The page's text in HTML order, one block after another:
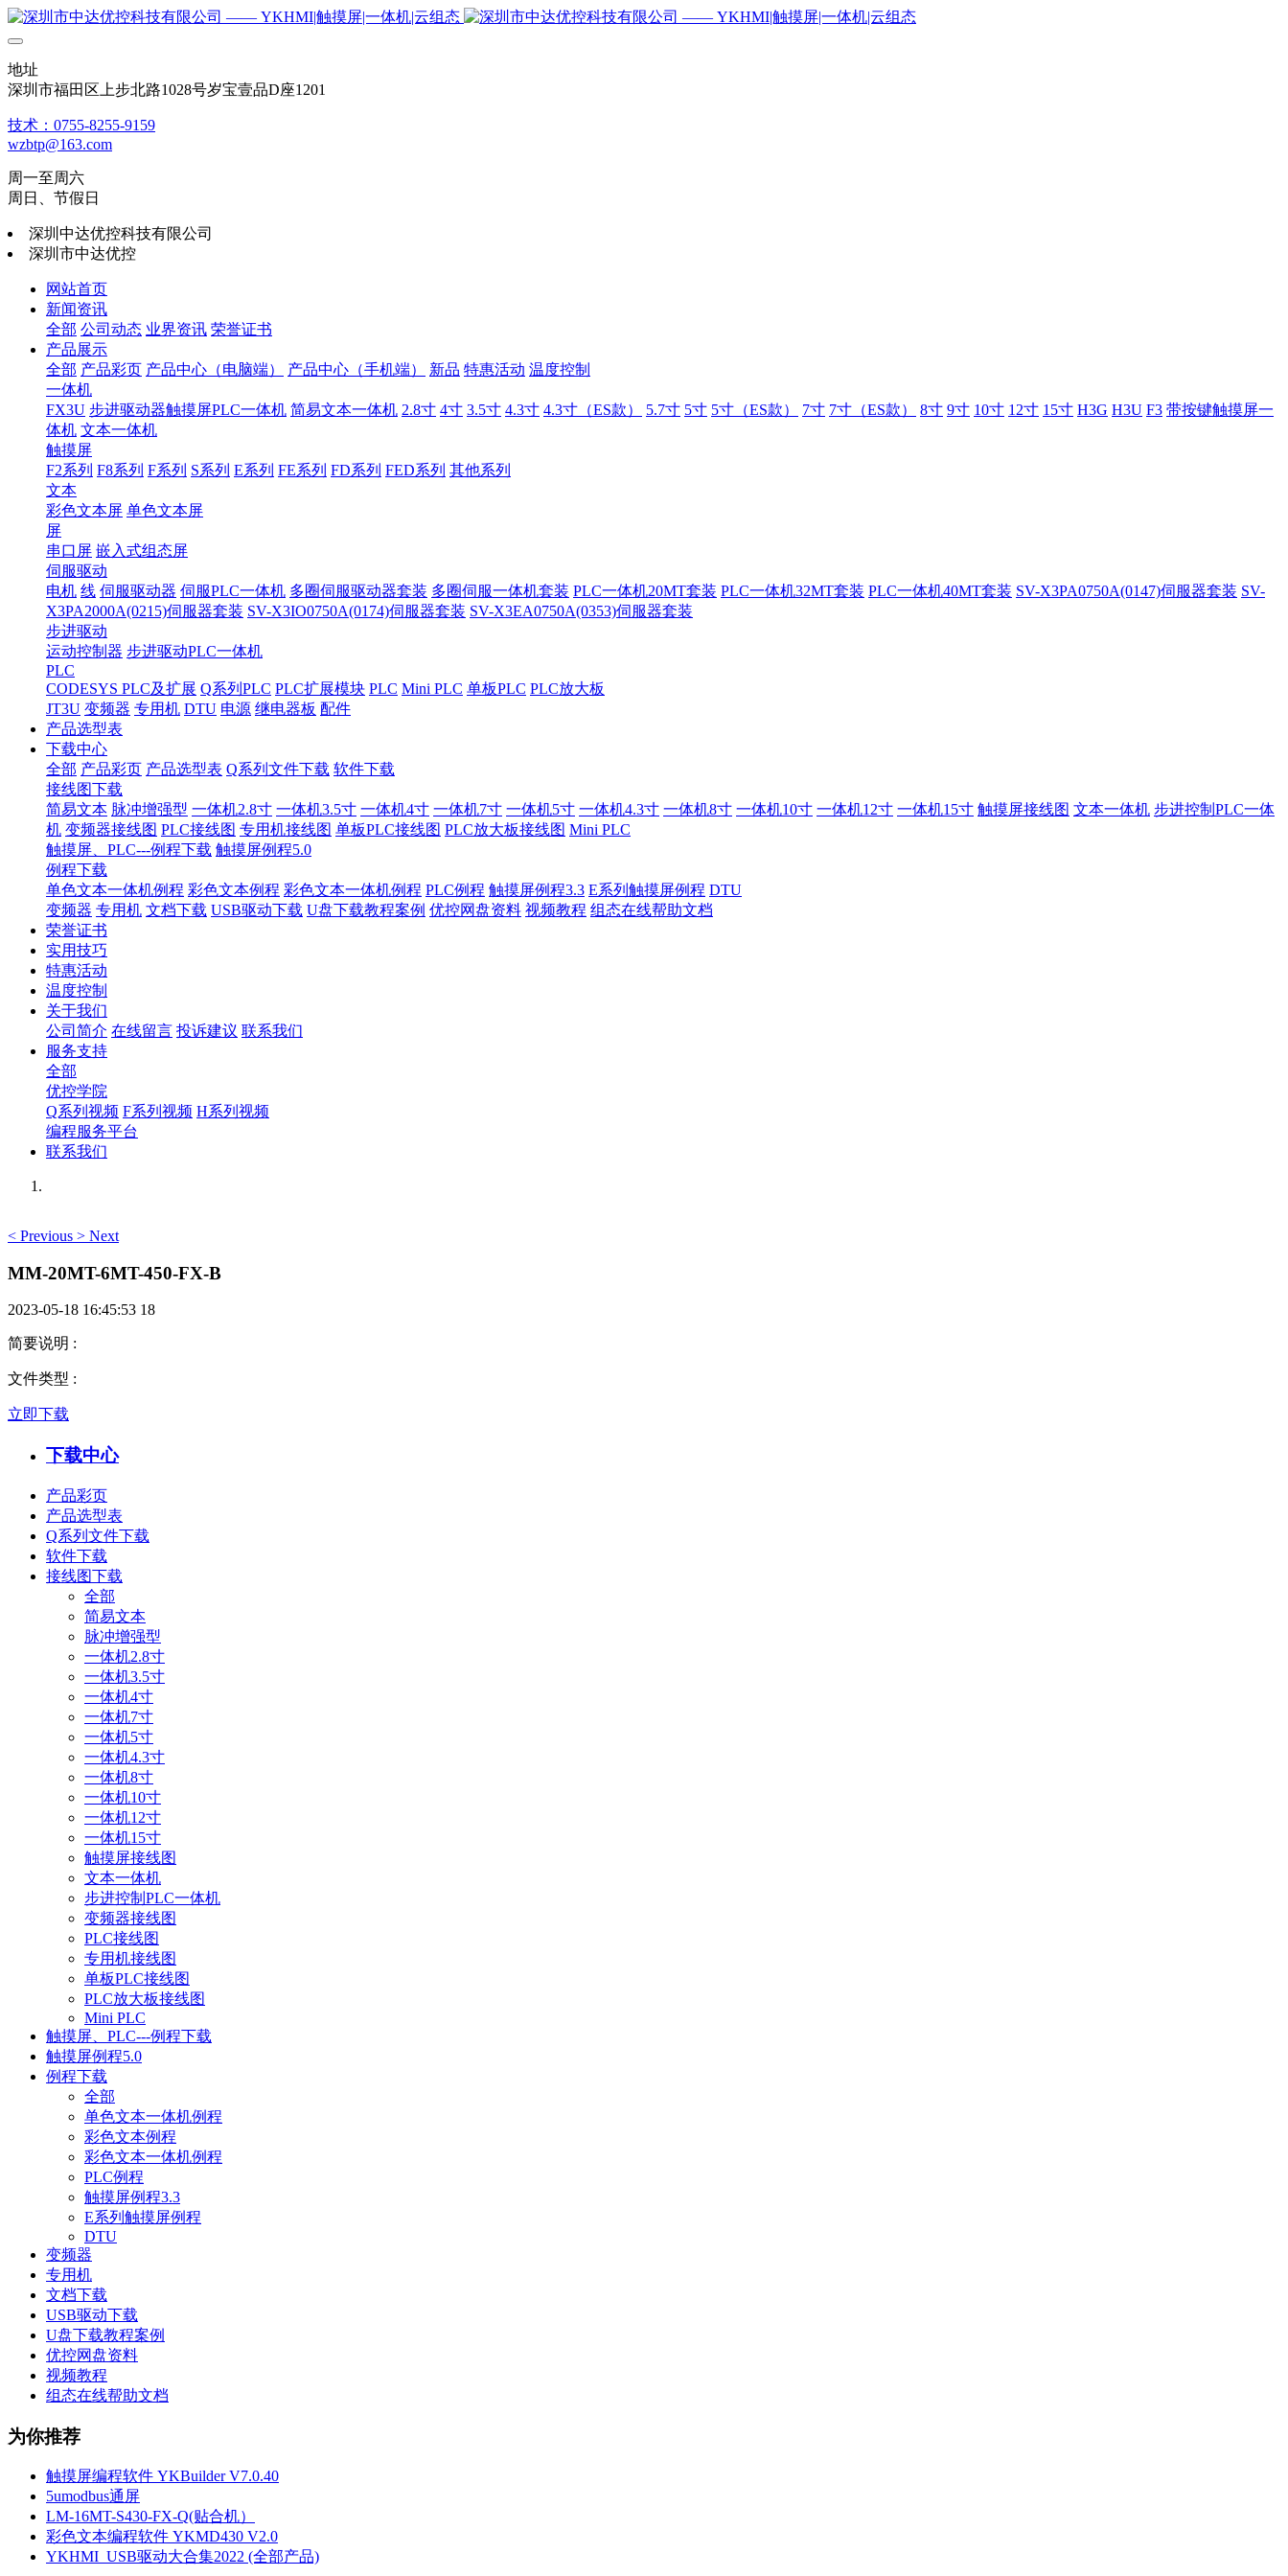
地址
深圳市福田区上步北路1028号岁宝壹品D座1201
技术：0755-8255-9159
wzbtp@163.com
周一至周六
周日、节假日
深圳中达优控科技有限公司
深圳市中达优控
网站首页
新闻资讯
全部 公司动态 业界资讯 荣誉证书
产品展示
全部 产品彩页 产品中心（电脑端） 产品中心（手机端） 新品 特惠活动 温度控制
一体机
FX3U 步进驱动器触摸屏PLC一体机 简易文本一体机 2.8寸 4寸 3.5寸 4.3寸 4.3寸（ES款） 5.7寸 5寸 5寸（ES款） 7寸 7寸（ES款） 8寸 9寸 10寸 12寸 15寸 H3G H3U F3 带按键触摸屏一
体机 文本一体机
触摸屏
F2系列 F8系列 F系列 S系列 E系列 FE系列 FD系列 FED系列 其他系列
文本
彩色文本屏 单色文本屏
屏
串口屏 嵌入式组态屏
伺服驱动
电机 线 伺服驱动器 伺服PLC一体机 多圈伺服驱动器套装 多圈伺服一体机套装 PLC一体机20MT套装 PLC一体机32MT套装 PLC一体机40MT套装 SV-X3PA0750A(0147)伺服器套装 SV-
X3PA2000A(0215)伺服器套装 SV-X3IO0750A(0174)伺服器套装 SV-X3EA0750A(0353)伺服器套装
步进驱动
运动控制器 步进驱动PLC一体机
PLC
CODESYS PLC及扩展 Q系列PLC PLC扩展模块 PLC Mini PLC 单板PLC PLC放大板
JT3U 变频器 专用机 DTU 电源 继电器板 配件
产品选型表
下载中心
全部 产品彩页 产品选型表 Q系列文件下载 软件下载
接线图下载
简易文本 脉冲增强型 一体机2.8寸 一体机3.5寸 一体机4寸 一体机7寸 一体机5寸 一体机4.3寸 一体机8寸 一体机10寸 一体机12寸 一体机15寸 触摸屏接线图 文本一体机 步进控制PLC一体
机 变频器接线图 PLC接线图 专用机接线图 单板PLC接线图 PLC放大板接线图 Mini PLC
触摸屏、PLC---例程下载 触摸屏例程5.0
例程下载
单色文本一体机例程 彩色文本例程 彩色文本一体机例程 PLC例程 触摸屏例程3.3 E系列触摸屏例程 DTU
变频器 专用机 文档下载 USB驱动下载 U盘下载教程案例 优控网盘资料 视频教程 组态在线帮助文档
荣誉证书
实用技巧
特惠活动
温度控制
关于我们
公司简介 在线留言 投诉建议 联系我们
服务支持
全部
优控学院
Q系列视频 F系列视频 H系列视频
编程服务平台
联系我们
< Previous > Next
MM-20MT-6MT-450-FX-B
2023-05-18 16:45:53 18
简要说明 :
文件类型 :
立即下载
下载中心
产品彩页
产品选型表
Q系列文件下载
软件下载
接线图下载
全部
简易文本
脉冲增强型
一体机2.8寸
一体机3.5寸
一体机4寸
一体机7寸
一体机5寸
一体机4.3寸
一体机8寸
一体机10寸
一体机12寸
一体机15寸
触摸屏接线图
文本一体机
步进控制PLC一体机
变频器接线图
PLC接线图
专用机接线图
单板PLC接线图
PLC放大板接线图
Mini PLC
触摸屏、PLC---例程下载
触摸屏例程5.0
例程下载
全部
单色文本一体机例程
彩色文本例程
彩色文本一体机例程
PLC例程
触摸屏例程3.3
E系列触摸屏例程
DTU
变频器
专用机
文档下载
USB驱动下载
U盘下载教程案例
优控网盘资料
视频教程
组态在线帮助文档
为你推荐
触摸屏编程软件 YKBuilder V7.0.40
5umodbus通屏
LM-16MT-S430-FX-Q(贴合机）
彩色文本编程软件 YKMD430 V2.0
YKHMI_USB驱动大合集2022 (全部产品)